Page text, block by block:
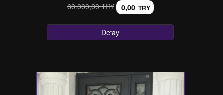
60.000,00 TRY 0,00 TRY
Detay